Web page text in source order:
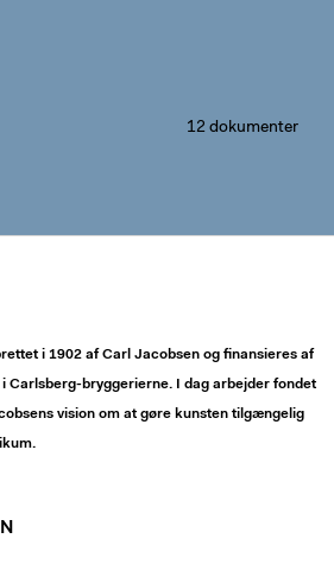
12 dokumenter
i 1902 af Carl Jacobsen og finansieres af
Carlsberg-bryggerierne. I dag arbejder fondet
vision om at gøre kunsten tilgængelig